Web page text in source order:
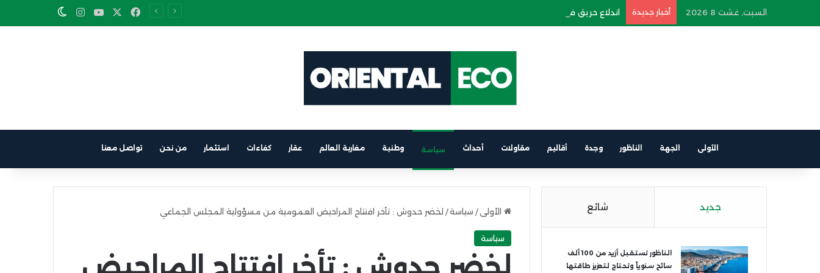
السبت, غشت 8 2026 أخبار جديدة اندلاع حريق في سيارة كهربائية على متن باخرة الرابط بين برشلونة والناظور Facebook
YouTube
Instagram
Switch skin
الأولى الجهة الناظور وجدة أقاليم مقاولات أحداث سياسة وطنية مغاربة العالم عقار كفاءات استثمار من نحن تواصل معنا
الأولى / سياسة/ لخضر حدوش : تأخر افتتاح المراحيض العمومية من مسؤولية المجلس الجماعي
سياسة
لخضر حدوش : تأخر افتتاح المراحيض
جديد شائع
الناظور تستقبل أزيد من 100 ألف
سائح سنوياً وتحتاج لتعزيز طاقتها